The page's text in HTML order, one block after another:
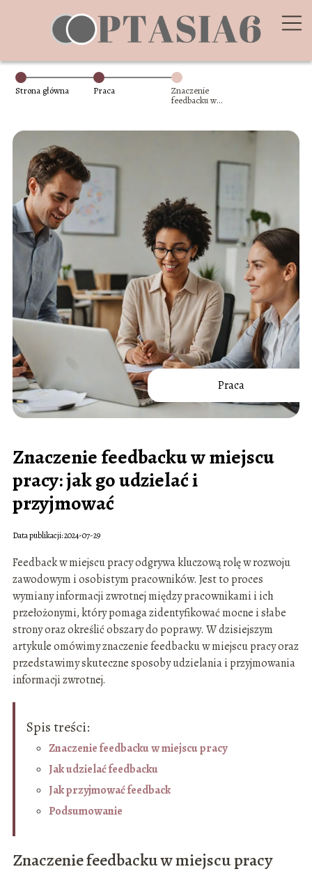
Strona główna Praca
Znaczenie
feedbacku w
przyjmować
Praca
Znaczenie feedbacku w miejscu
pracy: jak go udzielać i
przyjmować
Data publikacji: 2024-07-29
Feedback w miejscu pracy odgrywa kluczową rolę w rozwoju
zawodowym i osobistym pracowników. Jest to proces
wymiany informacji zwrotnej między pracownikami i ich
przełożonymi, który pomaga zidentyfikować mocne i słabe
strony oraz określić obszary do poprawy. W dzisiejszym
artykule omówimy znaczenie feedbacku w miejscu pracy oraz
przedstawimy skuteczne sposoby udzielania i przyjmowania
informacji zwrotnej.
Spis treści:
Znaczenie feedbacku w miejscu pracy
Jak udzielać feedbacku
Jak przyjmować feedback
Podsumowanie
Znaczenie feedbacku w miejscu pracy